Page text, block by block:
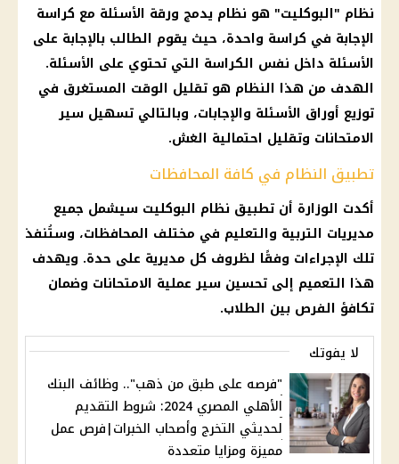
نظام "البوكليت" هو نظام يدمج ورقة الأسئلة مع كراسة
الإجابة في كراسة واحدة، حيث يقوم الطالب بالإجابة على
الأسئلة داخل نفس الكراسة التي تحتوي على الأسئلة.
الهدف من هذا النظام هو تقليل الوقت المستغرق في
توزيع أوراق الأسئلة والإجابات، وبالتالي تسهيل سير
الامتحانات وتقليل احتمالية الغش.
تطبيق النظام في كافة المحافظات
أكدت الوزارة أن تطبيق نظام البوكليت سيشمل جميع
مديريات التربية والتعليم في مختلف المحافظات، وستُنفذ
تلك الإجراءات وفقًا لظروف كل مديرية على حدة. ويهدف
هذا التعميم إلى تحسين سير عملية الامتحانات وضمان
تكافؤ الفرص بين الطلاب.
لا يفوتك
"فرصه على طبق من ذهب".. وظائف البنك
الأهلي المصري 2024: شروط التقديم
لحديثي التخرج وأصحاب الخبرات|فرص عمل
مميزة ومزايا متعددة